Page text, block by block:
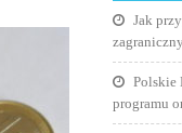
B
NABÓR
Jak
Polskie
programu